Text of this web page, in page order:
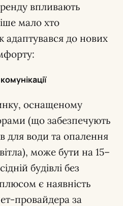
впливають
мало хто
до нових
оснащеному
(що забезпечують
для води та опалення
може бути на 15–
будівлі без
є наявність
провайдера за